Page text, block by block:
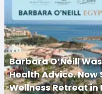
Barbara O’Neill
Health Advice. Now
Wellness Retreat in